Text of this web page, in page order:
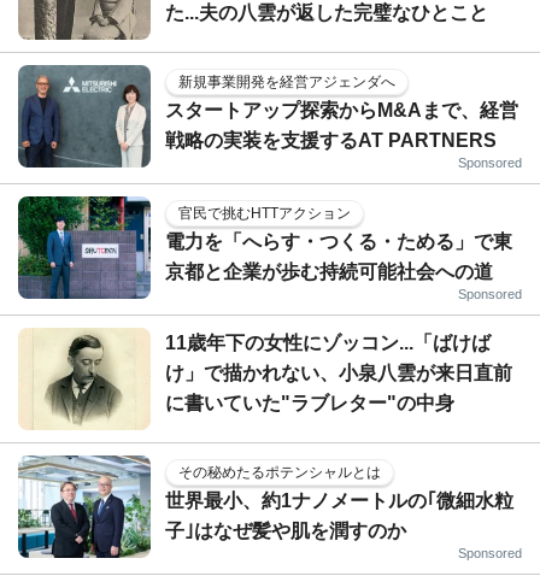
た...夫の八雲が返した完璧なひとこと
新規事業開発を経営アジェンダへ
スタートアップ探索からM&Aまで、経営
戦略の実装を支援するAT PARTNERS
Sponsored
官民で挑むHTTアクション
電力を「へらす・つくる・ためる」で東
京都と企業が歩む持続可能社会への道
Sponsored
11歳年下の女性にゾッコン...「ばけば
け」で描かれない、小泉八雲が来日直前
に書いていた"ラブレター"の中身
その秘めたるポテンシャルとは
世界最小、約1ナノメートルの｢微細水粒
子｣はなぜ髪や肌を潤すのか
Sponsored